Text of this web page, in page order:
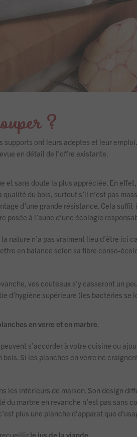
?
supports ont leurs adeptes et leur
en détail de l’offre existante.
sans doute la plus appréciée. En
qualité du bois, surtout s’il n’est pas
d’une grande résistance. Cela suffit-
à l’aune d’une écologie
nature n’a pas vraiment lieu d’être ici
en balance selon sa fibre conso-
vos couteaux s’y casseront un
d’hygiène supérieure (les bactéries se
en verre et en marbre.
s’accorder à votre cuisine ou
Si les planches en verre ne
les intérieurs de maison. Son design
marbre en revanche n’est pas sans
plus une planche d’apparat que
le jus de la viande